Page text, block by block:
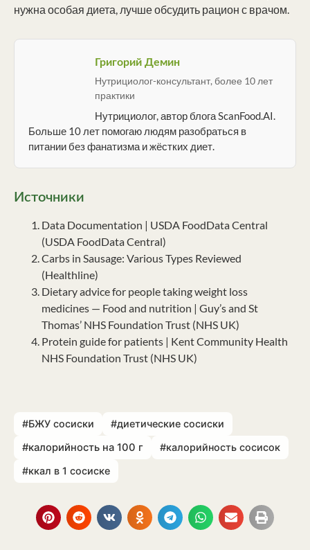
нужна особая диета, лучше обсудить рацион с врачом.
Григорий Демин
Нутрициолог-консультант, более 10 лет
практики
Нутрициолог, автор блога ScanFood.AI.
Больше 10 лет помогаю людям разобраться в
питании без фанатизма и жёстких диет.
Источники
Data Documentation | USDA FoodData Central
(USDA FoodData Central)
Carbs in Sausage: Various Types Reviewed
(Healthline)
Dietary advice for people taking weight loss
medicines — Food and nutrition | Guy’s and St
Thomas’ NHS Foundation Trust (NHS UK)
Protein guide for patients | Kent Community Health
NHS Foundation Trust (NHS UK)
#БЖУ сосиски #диетические сосиски
#калорийность на 100 г
#калорийность сосисок
#ккал в 1 сосиске